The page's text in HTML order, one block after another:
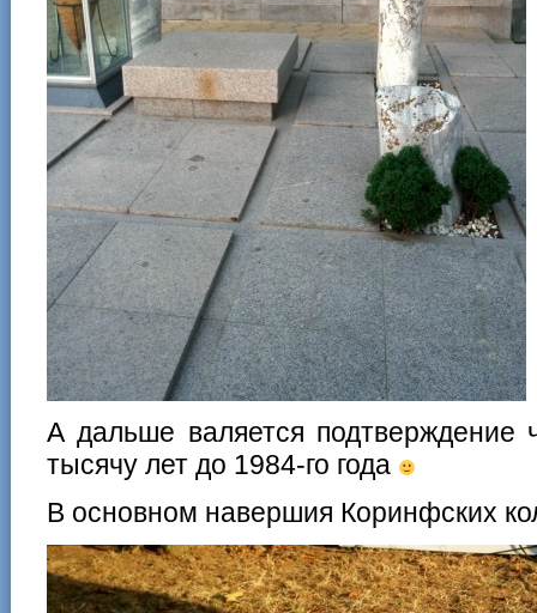
А дальше валяется подтверждение
тысячу лет до 1984-го года
В основном навершия Коринфских